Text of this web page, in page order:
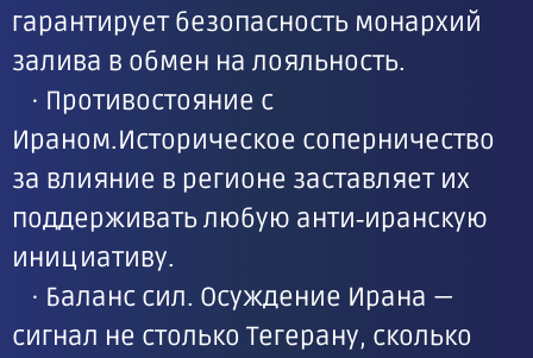
гарантирует безопасность монархий
залива в обмен на лояльность.
· Противостояние с
Ираном.Историческое соперничество
за влияние в регионе заставляет их
поддерживать любую анти‑иранскую
инициативу.
· Баланс сил. Осуждение Ирана —
сигнал не столько Тегерану, сколько